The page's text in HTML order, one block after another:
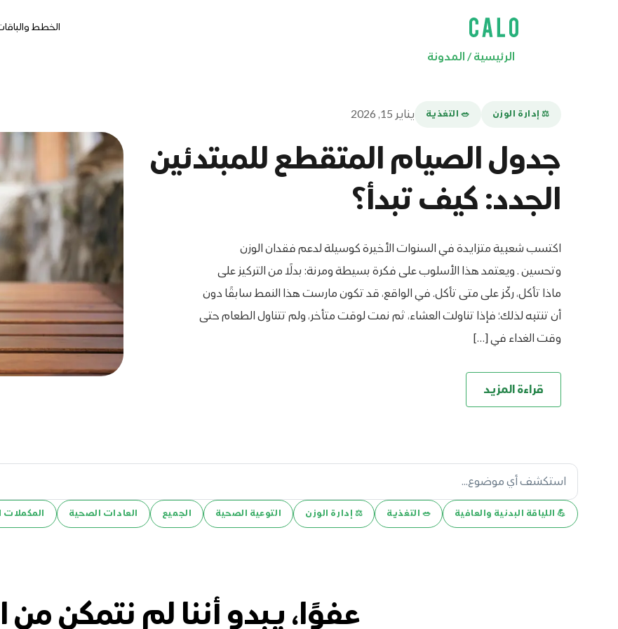
الخطط
الرئيسية/ المدونة
⚖️ إدارة الوزن 🥗 التغذية يناير 15, 2026
جدول الصيام المتقطع للمبتدئين
الجدد: كيف تبدأ؟
اكتسب شعبية متزايدة في السنوات الأخيرة كوسيلة لدعم فقدان الوزن
وتحسين . ويعتمد هذا الأسلوب على فكرة بسيطة ومرنة: بدلًا من التركيز على
ماذا تأكل، ركّز على متى تأكل. في الواقع، قد تكون مارست هذا النمط سابقًا دون
أن تنتبه لذلك؛ فإذا تناولت العشاء، ثم نمت لوقت متأخر، ولم تتناول الطعام حتى
وقت الغداء في […]
قراءة المزيد
💪️ اللياقة البدنية والعافية 🥗 التغذية ⚖️ إدارة الوزن التوعية الصحية الجميع العادات الصحية المكملات
عفوًا، يبدو أننا لم نتمكن من